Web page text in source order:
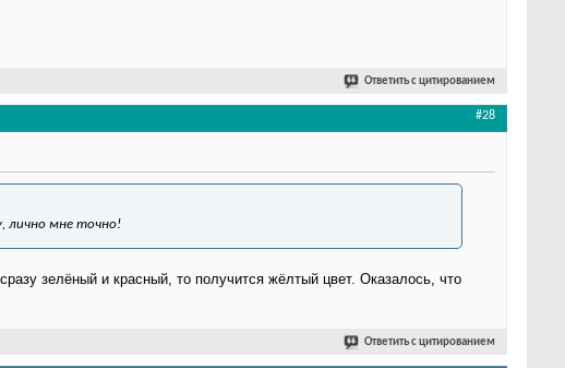
Ответить с цитированием
#28
лично мне точно!
зелёный и красный, то получится жёлтый цвет. Оказалось, что
Ответить с цитированием